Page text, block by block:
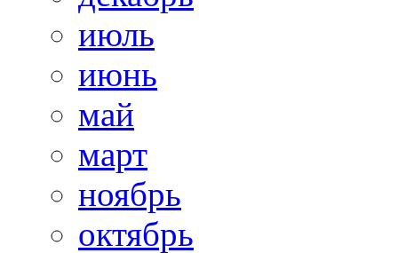
июль
июнь
май
март
ноябрь
октябрь